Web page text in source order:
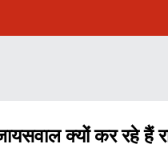
क्यों कर रहे हैं